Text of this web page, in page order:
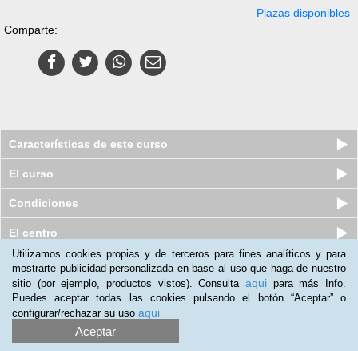
Plazas disponibles
Comparte:
Características de este curso
El curso
Condiciones
El centro
Curso a distancia (Online) de
Mantenimiento General de Edifici...
Plazas disponibles
Utilizamos cookies propias y de terceros para fines analíticos y para
mostrarte publicidad personalizada en base al uso que haga de nuestro
sitio (por ejemplo, productos vistos). Consulta aqui para más Info.
Puedes aceptar todas las cookies pulsando el botón “Aceptar” o
configurar/rechazar su uso aqui
Aceptar